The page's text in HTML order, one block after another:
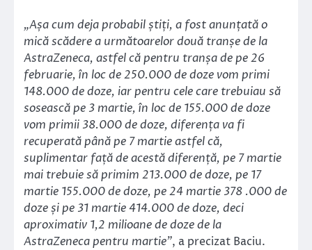
„Așa cum deja probabil știți, a fost anunțată o
mică scădere a următoarelor două tranșe de la
AstraZeneca, astfel că pentru tranșa de pe 26
februarie, în loc de 250.000 de doze vom primi
148.000 de doze, iar pentru cele care trebuiau să
sosească pe 3 martie, în loc de 155.000 de doze
vom primii 38.000 de doze, diferența va fi
recuperată până pe 7 martie astfel că,
suplimentar față de acestă diferență, pe 7 martie
mai trebuie să primim 213.000 de doze, pe 17
martie 155.000 de doze, pe 24 martie 378 .000 de
doze și pe 31 martie 414.000 de doze, deci
aproximativ 1,2 milioane de doze de la
AstraZeneca pentru martie”, a precizat Baciu.